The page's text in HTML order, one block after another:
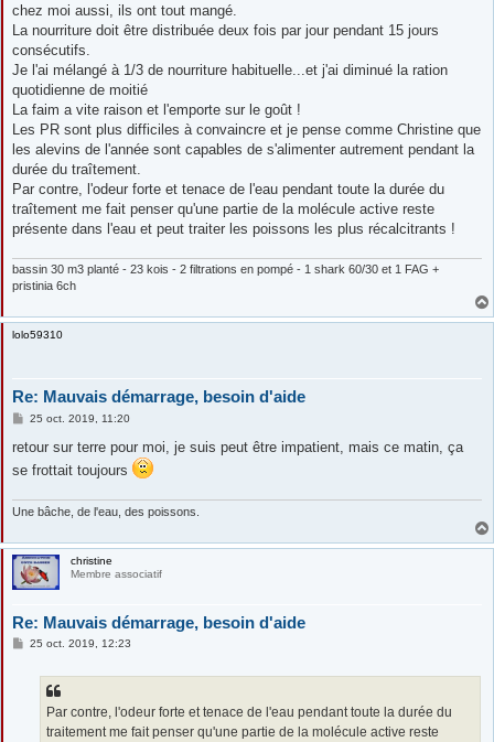
a
g
chez moi aussi, ils ont tout mangé.
La nourriture doit être distribuée deux fois par jour pendant 15 jours
consécutifs.
Je l'ai mélangé à 1/3 de nourriture habituelle...et j'ai diminué la ration
quotidienne de moitié
La faim a vite raison et l'emporte sur le goût !
Les PR sont plus difficiles à convaincre et je pense comme Christine que
les alevins de l'année sont capables de s'alimenter autrement pendant la
durée du traîtement.
Par contre, l'odeur forte et tenace de l'eau pendant toute la durée du
traîtement me fait penser qu'une partie de la molécule active reste
présente dans l'eau et peut traiter les poissons les plus récalcitrants !
bassin 30 m3 planté - 23 kois - 2 filtrations en pompé - 1 shark 60/30 et 1 FAG +
pristinia 6ch
lolo59310
Re: Mauvais démarrage, besoin d'aide
M
s
a
25 oct. 2019, 11:20
retour sur terre pour moi, je suis peut être impatient, mais ce matin, ça
se frottait toujours
Une bâche, de l'eau, des poissons.
christine
Membre associatif
Re: Mauvais démarrage, besoin d'aide
M25 oct. 2019, 12:23
Par contre, l'odeur forte et tenace de l'eau pendant toute la durée du
traitement me fait penser qu'une partie de la molécule active reste